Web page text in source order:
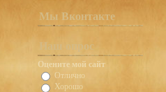
Мы Вконтакте
Наш опрос
Оцените мой сайт
Отлично
Хорошо